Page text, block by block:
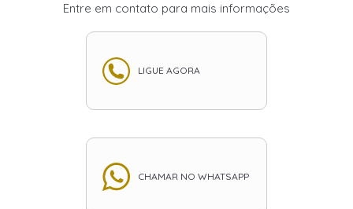
Entre em contato para mais informações
LIGUE AGORA
CHAMAR NO WHATSAPP